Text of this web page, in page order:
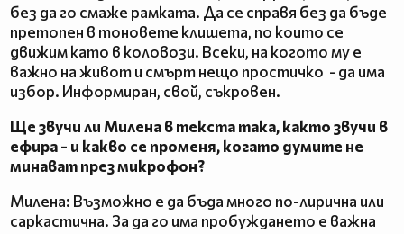
без да го смаже рамката. Да се справя без да бъде
претопен в тоновете клишета, по които се
движим като в коловози. Всеки, на когото му е
важно на живот и смърт нещо простичко - да има
избор. Информиран, свой, съкровен.
Ще звучи ли Милена в текста така, както звучи в
ефира - и какво се променя, когато думите не
минават през микрофон?
Милена: Възможно е да бъда много по-лирична или
саркастична. За да го има пробуждането е важна